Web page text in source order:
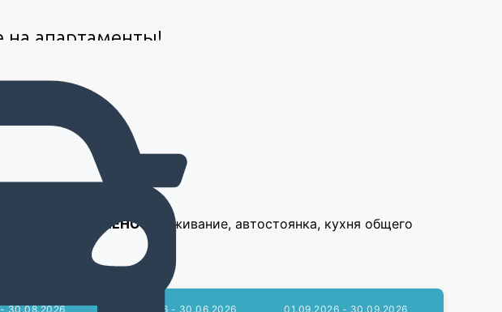
апартаменты!
ВКЛЮЧЕНО:
проживание, автостоянка, кухня общего
30.08.2026 01.06.2026 - 30.06.2026 01.09.2026 - 30.09.2026